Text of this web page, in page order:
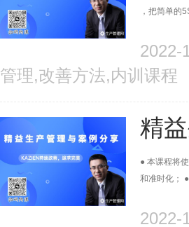
，把简单的
2022-
管理,改善方法,内训课程
精
● 本课程将
和准时化；
2022-